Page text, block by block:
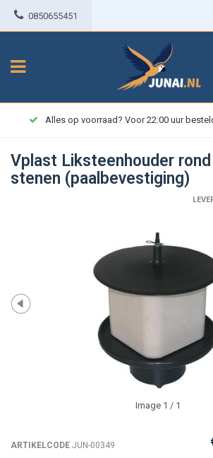
0850655451
Alles op voorraad? Voor 22:00 uur
Vplast Liksteenhouder rond
stenen (paalbevestiging)
Image 1 / 1
ARTIKELCODE JUN-00349